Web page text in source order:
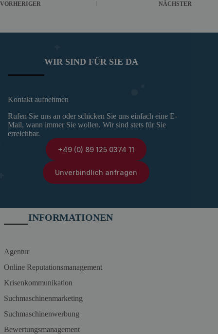
VORHERIGER NÄCHSTER
WIR SIND FÜR SIE DA
Kontakt aufnehmen
Rufen Sie uns an oder schicken Sie uns einfach eine E-
Mail, wann immer Sie wollen. Wir sind stets für Sie
erreichbar.
+49 (0) 89 125 0374 11
Unverbindlich anfragen
INFORMATIONEN
Agentur
Online Reputationsmanagement
Krisenkommunikation
Suchmaschinenmarketing
Suchmaschinenwerbung
Bewertungsmanagement